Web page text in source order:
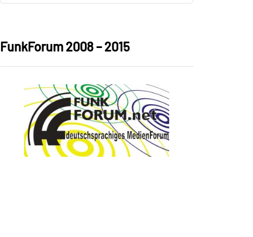
FunkForum 2008 – 2015